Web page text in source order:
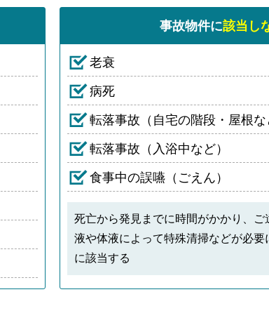
事故物件に該当し
老衰
病死
転落事故（自宅の階段・屋根な
転落事故（入浴中など）
食事中の誤嚥（ごえん）
死亡から発見までに時間がかかり、ご
液や体液によって特殊清掃などが必
に該当する